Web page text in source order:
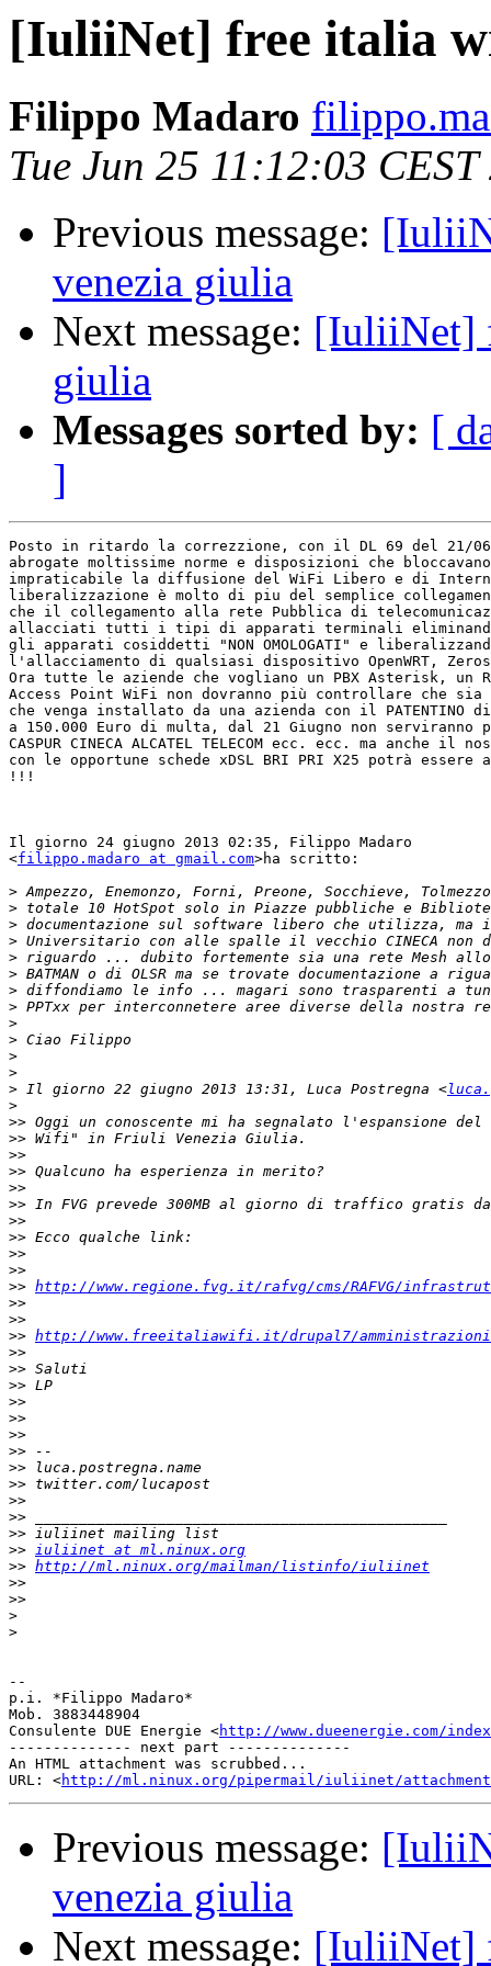
[IuliiNet] free italia
Filippo Madaro
Tue Jun 25 11:12:03 CEST
Previous message:
venezia giulia
Next message: [IuliiNet]
giulia
Messages sorted by: [
]
Posto in ritardo la correzzione, con il DL 69 del 21/06/
abrogate moltissime norme e disposizioni che
impraticabile la diffusione del WiFi Libero e di
liberalizzazione è molto di piu del semplice
che il collegamento alla rete Pubblica di
allacciati tutti i tipi di apparati terminali
gli apparati cosiddetti "NON OMOLOGATI" e
l'allacciamento di qualsiasi dispositivo OpenWRT,
Ora tutte le aziende che vogliano un PBX Asterisk, un
Access Point WiFi non dovranno più controllare che sia
che venga installato da una azienda con il PATENTINO
a 150.000 Euro di multa, dal 21 Giugno non
CASPUR CINECA ALCATEL TELECOM ecc. ecc. ma anche il
con le opportune schede xDSL BRI PRI X25 potrà
!!!
Il giorno 24 giugno 2013 02:35, Filippo Madaro
<filippo.madaro at gmail.com>ha scritto:
>
>
>
>
>
>
>
>
>
>
>
>
> Il giorno 22 giugno 2013 13:31, Luca Postregna <
>
>>
>>
>>
>>
>>
>>
>>
>>
>>
>>
>> http://www.regione.fvg.it/rafvg/cms/RAFVG/
>>
>>
>> http://www.freeitaliawifi.it/drupal7/
>>
>>
>>
>>
>>
>>
>>
>>
>>
>>
>>
>>
>> iuliinet at ml.ninux.org
>> http://ml.ninux.org/mailman/listinfo/iuliinet
>>
>>
>
>
--
p.i. *Filippo Madaro*
Mob. 3883448904
Consulente DUE Energie <http://www.dueenergie.com/
-------------- next part --------------
An HTML attachment was scrubbed...
URL: <http://ml.ninux.org/pipermail/iuliinet/attachments/
Previous message:
venezia giulia
Next message: [IuliiNet]